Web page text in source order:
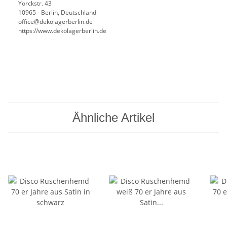
Yorckstr. 43
10965 - Berlin, Deutschland
office@dekolagerberlin.de
https://www.dekolagerberlin.de
Ähnliche Artikel